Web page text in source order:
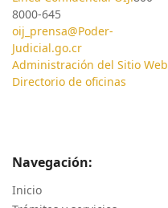
8000-645
oij_prensa@Poder-
Judicial.go.cr
Administración del Sitio Web
Directorio de oficinas
Navegación:
Inicio